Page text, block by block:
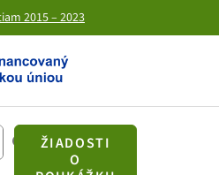
2015 – 2023
ŽIADOSTI
O